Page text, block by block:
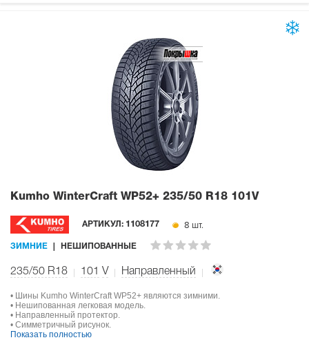
Kumho WinterCraft WP52+ 235/50 R18 101V
АРТИКУЛ: 1108177 8 шт.
ЗИМНИЕ НЕШИПОВАННЫЕ
235/50 R18 101 V Направленный
• Шины Kumho WinterCraft WP52+ являются зимними.
• Нешипованная легковая модель.
• Направленный протектор.
• Симметричный рисунок.
Показать полностью